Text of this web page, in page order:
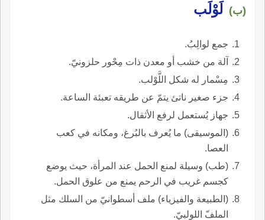
(ب) لَوْلَب
جمع لوالِبُ.
آلة من خشب أو معدن ذات مِحْور حلزونيّ.
مِسْمار له شكل اللَّوْلب.
جزء صغير ناتئ يتمّ عن طريقه تعبئة الساعة.
جهاز يُستعمل لرفع الأثقال.
(الموسيقى) ما يُعرف بالبُرغ، ومكانه في كعب
العصا.
(طب) وسيلة لمنع الحمل عند المرأة، حيث يوضع
كجسم غريب في الرحم يمنع من علوق الحمل.
(الطبيعة والفيزياء) ملف أسطوانيّ من السلك مثل
الملفّ اللولبيّ.